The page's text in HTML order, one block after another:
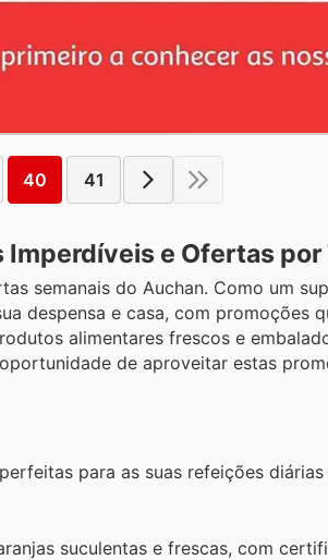
40 41
e Ofertas
semanais do Auchan. Como um
despensa e casa, com promoções
alimentares frescos e
de aproveitar estas
para as suas refeições
suculentas e frescas, com